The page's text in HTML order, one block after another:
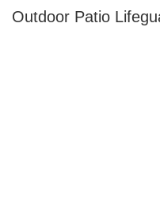
Outdoor Patio